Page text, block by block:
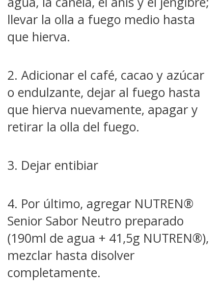
llevar la olla a fuego medio hasta
que hierva.
2. Adicionar el café, cacao y azúcar
o endulzante, dejar al fuego hasta
que hierva nuevamente, apagar y
retirar la olla del fuego.
3. Dejar entibiar
4. Por último, agregar NUTREN®
Senior Sabor Neutro preparado
(190ml de agua + 41,5g NUTREN®),
mezclar hasta disolver
completamente.